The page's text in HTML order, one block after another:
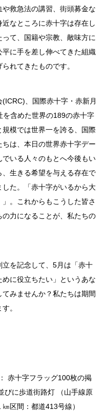
救急法の講習、街頭募金な
なところに赤十字は存在し
て、国籍や宗教、敵味方に
に手を差し伸べてきた組織
れてきたものです。
、国際赤十字・赤新月
含めた世界の189の赤十字
模では世界一を誇る、国際
は、本日の世界赤十字デー
いる人々のもとへ今後もい
生きる希望を与える存在で
た。「赤十字がいるから大
。これからもこうした皆さ
力になることが、私たちの
を記念して、5月は「赤十
に役立ちたい」というあな
みませんか？私たちは期間
。
赤十字フラッグ100枚の掲
びに歩道街路灯 （山手線原
区間：都道413号線）